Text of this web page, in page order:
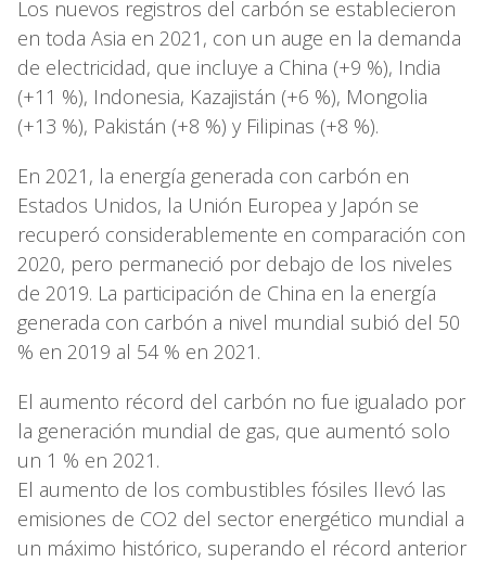
Los nuevos registros del carbón se establecieron
en toda Asia en 2021, con un auge en la demanda
de electricidad, que incluye a China (+9 %), India
(+11 %), Indonesia, Kazajistán (+6 %), Mongolia
(+13 %), Pakistán (+8 %) y Filipinas (+8 %).
En 2021, la energía generada con carbón en
Estados Unidos, la Unión Europea y Japón se
recuperó considerablemente en comparación con
2020, pero permaneció por debajo de los niveles
de 2019. La participación de China en la energía
generada con carbón a nivel mundial subió del 50
% en 2019 al 54 % en 2021.
El aumento récord del carbón no fue igualado por
la generación mundial de gas, que aumentó solo
un 1 % en 2021.
El aumento de los combustibles fósiles llevó las
emisiones de CO2 del sector energético mundial a
un máximo histórico, superando el récord anterior